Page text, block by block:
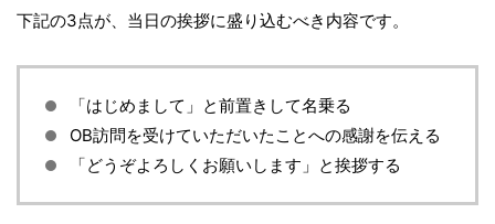
下記の3点が、当日の挨拶に盛り込むべき内容です。
「はじめまして」と前置きして名乗る
OB訪問を受けていただいたことへの感謝を伝える
「どうぞよろしくお願いします」と挨拶する